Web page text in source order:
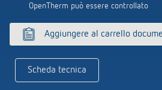
Storia
OpenTherm può essere controllato
Aggiungere al carrello
Scheda tecnica